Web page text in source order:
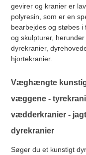
gevirer og kranier er
polyresin, som er en
bearbejdes og støbes i
og skulpturer,
dyrekranier,
hjortekranier.
Væghængte
væggene -
vædderkranier -
dyrekranier
Søger du et kunstigt